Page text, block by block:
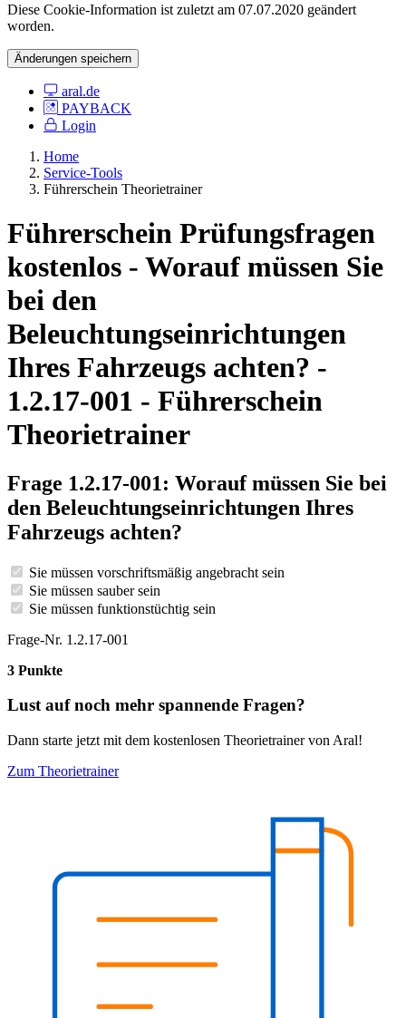
Diese Cookie-Information ist zuletzt am 07.07.2020 geändert
worden.
Änderungen speichern
aral.de
PAYBACK
Login
Home
Service-Tools
Führerschein Theorietrainer
Führerschein Prüfungsfragen
kostenlos - Worauf müssen Sie
bei den
Beleuchtungseinrichtungen
Ihres Fahrzeugs achten? -
1.2.17-001 - Führerschein
Theorietrainer
Frage 1.2.17-001: Worauf müssen Sie bei
den Beleuchtungseinrichtungen Ihres
Fahrzeugs achten?
Sie müssen vorschriftsmäßig angebracht sein
Sie müssen sauber sein
Sie müssen funktionstüchtig sein
Frage-Nr. 1.2.17-001
3 Punkte
Lust auf noch mehr spannende Fragen?
Dann starte jetzt mit dem kostenlosen Theorietrainer von Aral!
Zum Theorietrainer